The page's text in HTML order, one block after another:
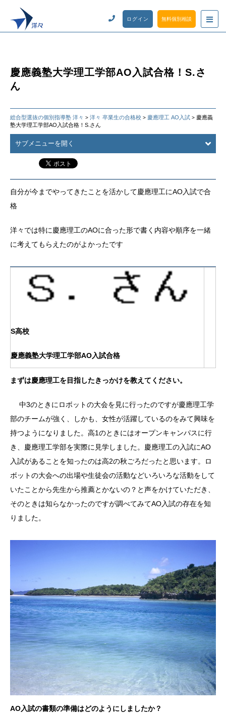
ログイン 無料個別相談
慶應義塾大学理工学部AO入試合格！S.さ
ん
総合型選抜の個別指導塾 洋々 > 洋々 卒業生の合格校 > 慶應理工 AO入試 > 慶應義
塾大学理工学部AO入試合格！S.さん
サブメニューを開く
自分が今までやってきたことを活かして慶應理工にAO入試で合
格
洋々では特に慶應理工のAOに合った形で書く内容や順序を一緒
に考えてもらえたのがよかったです
S高校
慶應義塾大学理工学部AO入試合格
まずは慶應理工を目指したきっかけを教えてください。
中3のときにロボットの大会を見に行ったのですが慶應理工学
部のチームが強く、しかも、女性が活躍しているのをみて興味を
持つようになりました。高1のときにはオープンキャンパスに行
き、慶應理工学部を実際に見学しました。慶應理工の入試にAO
入試があることを知ったのは高2の秋ごろだったと思います。ロ
ボットの大会への出場や生徒会の活動などいろいろな活動をして
いたことから先生から推薦とかないの？と声をかけていただき、
そのときは知らなかったのですが調べてみてAO入試の存在を知
りました。
AO入試の書類の準備はどのようにしましたか？